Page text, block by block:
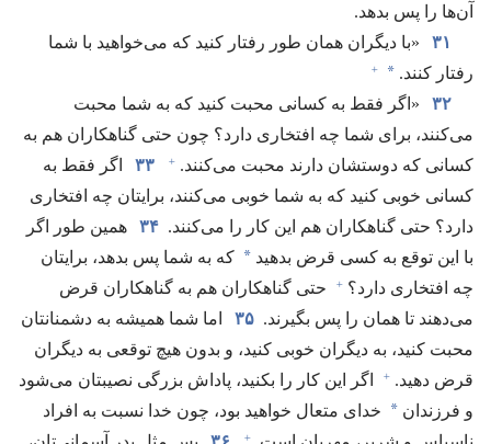
آن‌ها را پس بدهد.‏
۳۱
‏«با دیگران همان طور رفتار کنید که می‌خواهید با شما
رفتار کنند.‏ *
+
۳۲
‏«اگر فقط به کسانی محبت کنید که به شما محبت
می‌کنند،‏ برای شما چه افتخاری دارد؟‏ چون حتی گناهکاران هم به
کسانی که دوستشان دارند محبت می‌کنند.‏ + ۳۳
اگر فقط به
کسانی خوبی کنید که به شما خوبی می‌کنند،‏ برایتان چه افتخاری
دارد؟‏ حتی گناهکاران هم این کار را می‌کنند.‏ ۳۴
همین طور اگر
با این توقع به کسی قرض بدهید * که به شما پس بدهد،‏ برایتان
چه افتخاری دارد؟‏ +
حتی گناهکاران هم به گناهکاران قرض
می‌دهند تا همان را پس بگیرند.‏ ۳۵
اما شما همیشه به دشمنانتان
محبت کنید،‏ به دیگران خوبی کنید،‏ و بدون هیچ توقعی به دیگران
قرض دهید.‏ +
اگر این کار را بکنید،‏ پاداش بزرگی نصیبتان می‌شود
و فرزندان * خدای متعال خواهید بود،‏ چون خدا نسبت به افراد
+